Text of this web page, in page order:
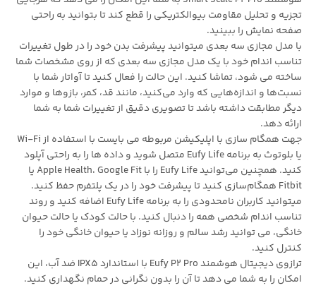
تجزیه و تحلیل مقاومت بیوالکتریکی را قطع کند تا بتوانید به راحتی
صفحه نمایش را ببینید.
با مدل مجازی سه بعدی میتوانید پیشرفت بدن خود را در طول تغییرات
تناسب اندام خود با یک مدل مجازی سه بعدی که از روی مشخصات شما
ساخته می شود، تماشا کنید. این حالت را فعال کنید تا آواتار شما با
نسبت‌ها و اندازه‌هایی که وارد می‌کنید، مانند قد، کمر، بازوها و موارد
دیگر مطابقت داشته باشد تا تصویری دقیق از تغییرات شما به شما
ارائه دهد.
جهت همگام سازی با اپلیکیشن مربوطه می بایست با استفاده از Wi-Fi
یا بلوتوث به برنامه Eufy Life متصل شوید و داده ها را به راحتی آپلود
کنید. همچنین می‌توانید Eufy Life را با Apple Health، Google Fit یا
Fitbit همگام‌سازی کنید تا پیشرفت خود را در یک پلتفرم حفظ کنید.
میتوانید کاربران نامحدودی را به برنامه Eufy Life اضافه کنید و روند
تناسب اندام شخصی همه را دنبال کنید. با حالت کودک یا حالت حیوان
خانگی، می توانید رشد سالم و روزانه نوزاد یا حیوان خانگی خود را
کنترل کنید.
ترازوی دیجیتال هوشمند Eufy P2 Pro با استاندارد IPX5 ضد آب، این
امکان را به شما می دهد تا آن را بدون نگرانی در حمام نگهداری کنید.